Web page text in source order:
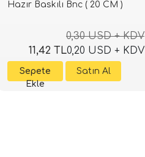
Hazır Baskılı Bnc ( 20 CM )
0,30 USD + KDV
0,20 USD + KDV
11,42 TL